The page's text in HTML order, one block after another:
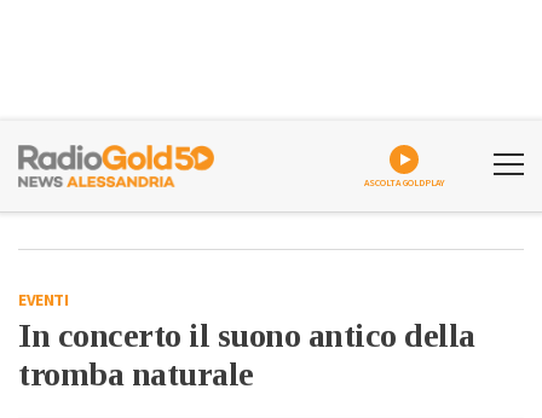
ASCOLTA GOLDPLAY
EVENTI
In concerto il suono antico della
tromba naturale